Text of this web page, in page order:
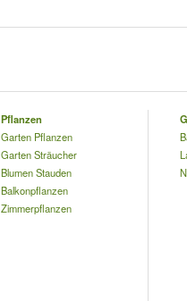
Pflanzen
Garten Pflanzen
Garten Sträucher
Blumen Stauden
Balkonpflanzen
Zimmerpflanzen